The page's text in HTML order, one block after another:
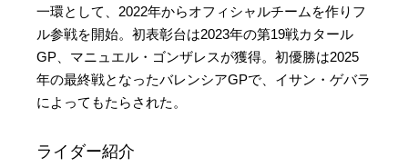
一環として、2022年からオフィシャルチームを作りフ
ル参戦を開始。初表彰台は2023年の第19戦カタール
GP、マニュエル・ゴンザレスが獲得。初優勝は2025
年の最終戦となったバレンシアGPで、イサン・ゲバラ
によってもたらされた。
ライダー紹介